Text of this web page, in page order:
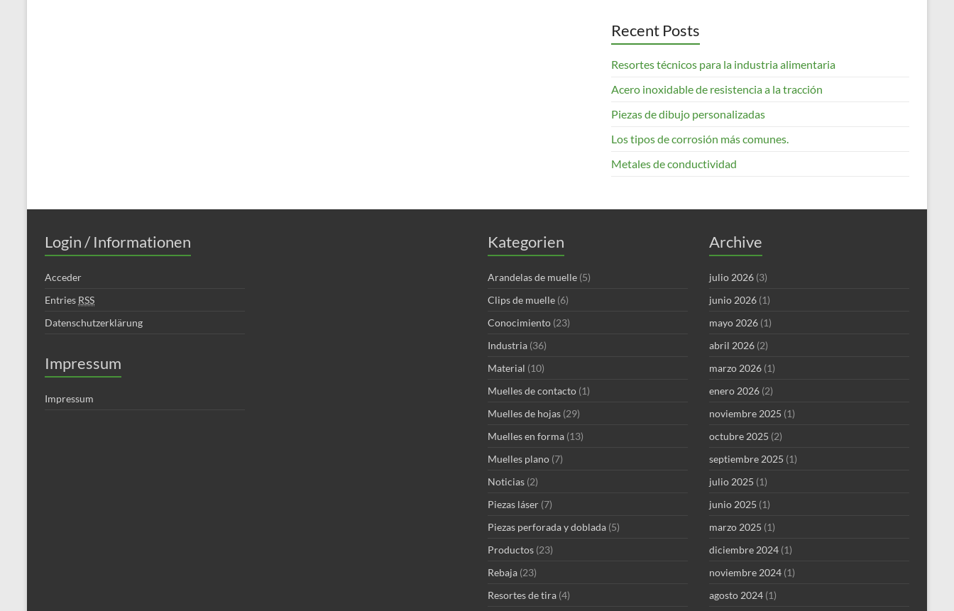
Recent Posts
Resortes técnicos para la industria alimentaria
Acero inoxidable de resistencia a la tracción
Piezas de dibujo personalizadas
Los tipos de corrosión más comunes.
Metales de conductividad
Login / Informationen
Acceder
Entries RSS
Datenschutzerklärung
Impressum
Impressum
Kategorien
Arandelas de muelle (5)
Clips de muelle (6)
Conocimiento (23)
Industria (36)
Material (10)
Muelles de contacto (1)
Muelles de hojas (29)
Muelles en forma (13)
Muelles plano (7)
Noticias (2)
Piezas láser (7)
Piezas perforada y doblada (5)
Productos (23)
Rebaja (23)
Resortes de tira (4)
Archive
julio 2026 (3)
junio 2026 (1)
mayo 2026 (1)
abril 2026 (2)
marzo 2026 (1)
enero 2026 (2)
noviembre 2025 (1)
octubre 2025 (2)
septiembre 2025 (1)
julio 2025 (1)
junio 2025 (1)
marzo 2025 (1)
diciembre 2024 (1)
noviembre 2024 (1)
agosto 2024 (1)